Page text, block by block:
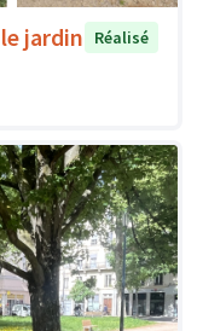
jardin
Réalisé